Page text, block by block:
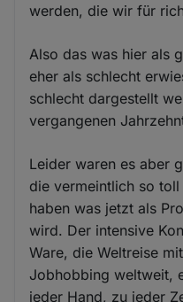
werden, die wir für
Also das was hier als
eher als schlecht
schlecht dargestellt
vergangenen
Leider waren es aber
die vermeintlich so
haben was jetzt als
wird. Der intensive
Ware, die Weltreise
Jobhobbing weltweit,
jeder Hand, zu jeder